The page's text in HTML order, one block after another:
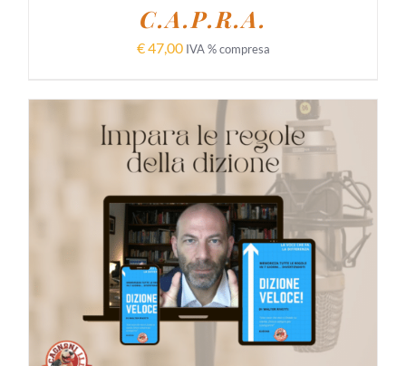
C.A.P.R.A.
€47,00 IVA % compresa
AGGIUNGI AL CARRELLO / DETTAGLI